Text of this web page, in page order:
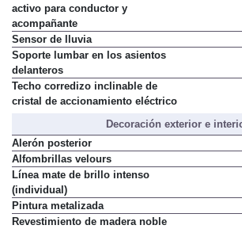
activo para conductor y
acompañante
Sensor de lluvia
Soporte lumbar en los asientos
delanteros
Techo corredizo inclinable de
cristal de accionamiento eléctrico
Decoración exterior e
Alerón posterior
Alfombrillas velours
Línea mate de brillo intenso
(individual)
Pintura metalizada
Revestimiento de madera noble